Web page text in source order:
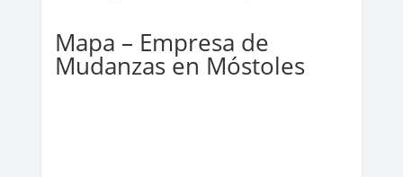
Mapa – Empresa de
Mudanzas en Móstoles